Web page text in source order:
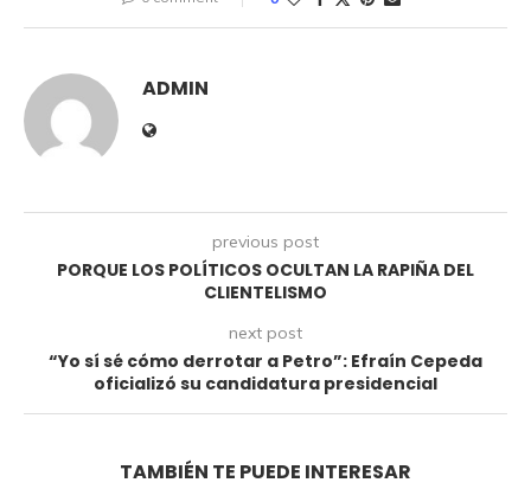
ADMIN
previous post
PORQUE LOS POLÍTICOS OCULTAN LA RAPIÑA DEL
CLIENTELISMO
next post
“Yo sí sé cómo derrotar a Petro”: Efraín Cepeda
oficializó su candidatura presidencial
TAMBIÉN TE PUEDE INTERESAR